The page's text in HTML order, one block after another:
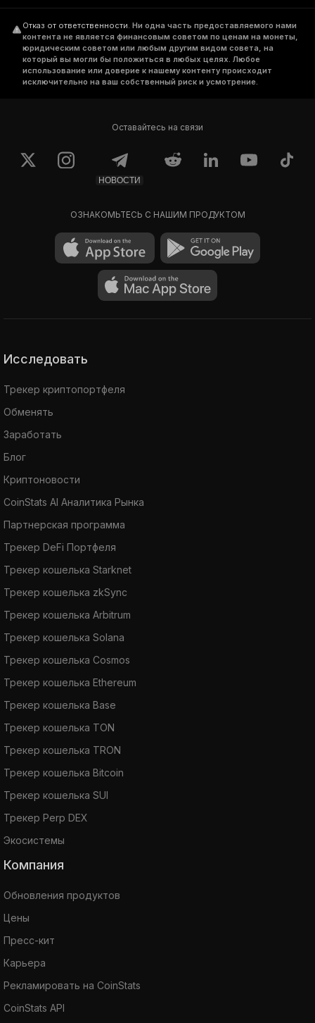
Отказ от ответственности. Ни одна часть предоставляемого нами
контента не является финансовым советом по ценам на монеты,
юридическим советом или любым другим видом совета, на
который вы могли бы положиться в любых целях. Любое
использование или доверие к нашему контенту происходит
исключительно на ваш собственный риск и усмотрение.
Оставайтесь на связи
НОВОСТИ
ОЗНАКОМЬТЕСЬ С НАШИМ ПРОДУКТОМ
Исследовать
Трекер криптопортфеля
Обменять
Заработать
Блог
Криптоновости
CoinStats AI Аналитика Рынка
Партнерская программа
Трекер DeFi Портфеля
Трекер кошелька Starknet
Трекер кошелька zkSync
Трекер кошелька Arbitrum
Трекер кошелька Solana
Трекер кошелька Cosmos
Трекер кошелька Ethereum
Трекер кошелька Base
Трекер кошелька TON
Трекер кошелька TRON
Трекер кошелька Bitcoin
Трекер кошелька SUI
Трекер Perp DEX
Экосистемы
Компания
Обновления продуктов
Цены
Пресс-кит
Карьера
Рекламировать на CoinStats
CoinStats API